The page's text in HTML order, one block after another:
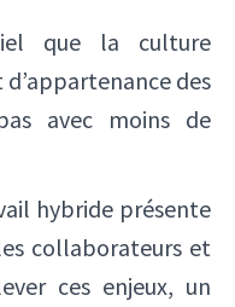
que la culture
des
avec moins de
hybride présente
collaborateurs et
ces enjeux, un